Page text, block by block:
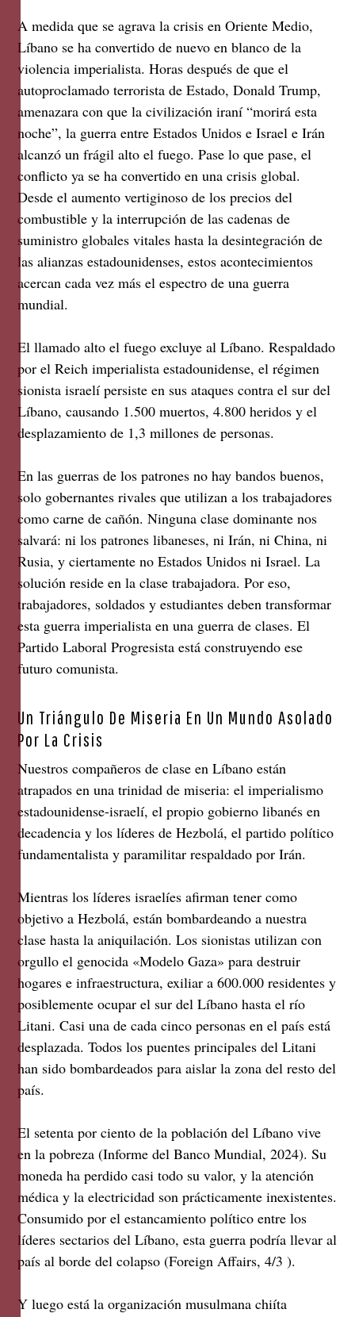
A medida que se agrava la crisis en Oriente Medio,
Líbano se ha convertido de nuevo en blanco de la
violencia imperialista. Horas después de que el
autoproclamado terrorista de Estado, Donald Trump,
amenazara con que la civilización iraní “morirá esta
noche”, la guerra entre Estados Unidos e Israel e Irán
alcanzó un frágil alto el fuego. Pase lo que pase, el
conflicto ya se ha convertido en una crisis global.
Desde el aumento vertiginoso de los precios del
combustible y la interrupción de las cadenas de
suministro globales vitales hasta la desintegración de
las alianzas estadounidenses, estos acontecimientos
acercan cada vez más el espectro de una guerra
mundial.
El llamado alto el fuego excluye al Líbano. Respaldado
por el Reich imperialista estadounidense, el régimen
sionista israelí persiste en sus ataques contra el sur del
Líbano, causando 1.500 muertos, 4.800 heridos y el
desplazamiento de 1,3 millones de personas.
En las guerras de los patrones no hay bandos buenos,
solo gobernantes rivales que utilizan a los trabajadores
como carne de cañón. Ninguna clase dominante nos
salvará: ni los patrones libaneses, ni Irán, ni China, ni
Rusia, y ciertamente no Estados Unidos ni Israel. La
solución reside en la clase trabajadora. Por eso,
trabajadores, soldados y estudiantes deben transformar
esta guerra imperialista en una guerra de clases. El
Partido Laboral Progresista está construyendo ese
futuro comunista.
Un Triángulo De Miseria En Un Mundo Asolado
Por La Crisis
Nuestros compañeros de clase en Líbano están
atrapados en una trinidad de miseria: el imperialismo
estadounidense-israelí, el propio gobierno libanés en
decadencia y los líderes de Hezbolá, el partido político
fundamentalista y paramilitar respaldado por Irán.
Mientras los líderes israelíes afirman tener como
objetivo a Hezbolá, están bombardeando a nuestra
clase hasta la aniquilación. Los sionistas utilizan con
orgullo el genocida «Modelo Gaza» para destruir
hogares e infraestructura, exiliar a 600.000 residentes y
posiblemente ocupar el sur del Líbano hasta el río
Litani. Casi una de cada cinco personas en el país está
desplazada. Todos los puentes principales del Litani
han sido bombardeados para aislar la zona del resto del
país.
El setenta por ciento de la población del Líbano vive
en la pobreza (Informe del Banco Mundial, 2024). Su
moneda ha perdido casi todo su valor, y la atención
médica y la electricidad son prácticamente inexistentes.
Consumido por el estancamiento político entre los
líderes sectarios del Líbano, esta guerra podría llevar al
país al borde del colapso (Foreign Affairs, 4/3 ).
Y luego está la organización musulmana chiíta